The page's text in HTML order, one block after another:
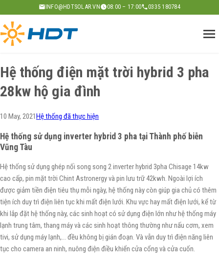
to
content
INFO@HDTSOLAR.VN 08:00 – 17:00 0335 180784
Hệ thống điện mặt trời hybrid 3 pha
28kw hộ gia đình
10 May, 2021Hệ thống đã thực hiện
Hệ thống sử dụng inverter hybrid 3 pha tại Thành phố biễn
Vũng Tàu
Hệ thống sử dụng ghép nối song song 2 inverter hybrid 3pha Chisage 14kw
cao cấp, pin mặt trời Chint Astronergy và pin lưu trữ 42kwh. Ngoài lợi ích
được giảm tiền điện tiêu thụ mỗi ngày, hệ thống này còn giúp gia chủ có thêm
tiện ích duy trì điện liên tục khi mất điện lưới. Khu vực hay mất điện lưới, kể từ
khi lắp đặt hệ thống này, các sinh hoạt có sử dụng điện lớn như hệ thống máy
lạnh trung tâm, thang máy và các sinh hoạt thông thường như nấu cơm, xem
tivi, sử dụng máy lạnh,… đều không bị gián đoạn. Và vẫn duy trì điện năng liên
tục cho camera an ninh, nuông điện điều khiển cửa cổng và cửa cuốn.